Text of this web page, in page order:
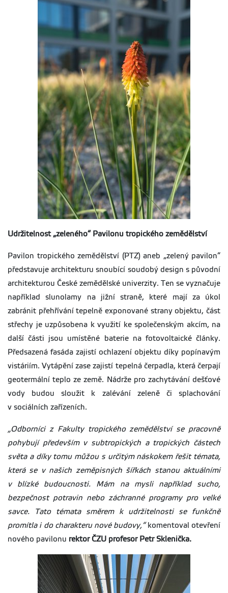
Udržitelnost „zeleného“ Pavilonu tropického zemědělství
Pavilon tropického zemědělství (PTZ) aneb „zelený pavilon“
představuje architekturu snoubící soudobý design s původní
architekturou České zemědělské univerzity. Ten se vyznačuje
například slunolamy na jižní straně, které mají za úkol
zabránit přehřívání tepelně exponované strany objektu, část
střechy je uzpůsobena k využití ke společenským akcím, na
další části jsou umístěné baterie na fotovoltaické články.
Předsazená fasáda zajistí ochlazení objektu díky popínavým
vistáriím. Vytápění zase zajistí tepelná čerpadla, která čerpají
geotermální teplo ze země. Nádrže pro zachytávání dešťové
vody budou sloužit k zalévání zeleně či splachování
v sociálních zařízeních.
„Odborníci z Fakulty tropického zemědělství se pracovně
pohybují především v subtropických a tropických částech
světa a díky tomu můžou s určitým náskokem řešit témata,
která se v našich zeměpisných šířkách stanou aktuálními
v blízké budoucnosti. Mám na mysli například sucho,
bezpečnost potravin nebo záchranné programy pro velké
savce. Tato témata směrem k udržitelnosti se funkčně
promítla i do charakteru nové budovy,“ komentoval otevření
nového pavilonu rektor ČZU profesor Petr Sklenička.